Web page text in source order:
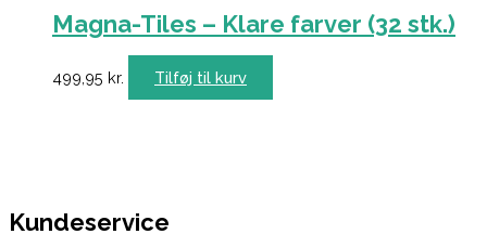
Magna-Tiles – Klare farver (32 stk.)
499,95 kr. Tilføj til kurv
Kundeservice